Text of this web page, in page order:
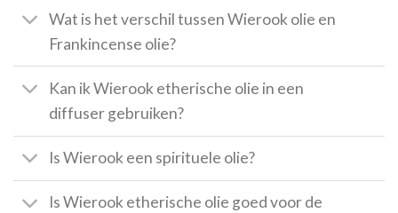
Wat is het verschil tussen Wierook olie en
Frankincense olie?
Kan ik Wierook etherische olie in een
diffuser gebruiken?
Is Wierook een spirituele olie?
Is Wierook etherische olie goed voor de